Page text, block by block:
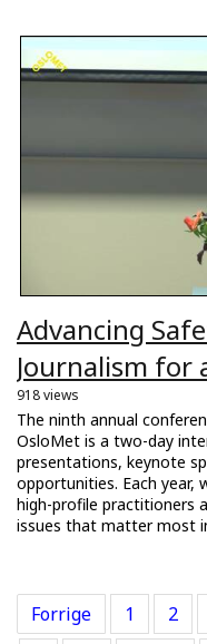
Advancing
Journalism for
918 views
The ninth annual
OsloMet is a two-day
presentations, keynote
opportunities. Each
high-profile practitioners
issues that matter most
Forrige 1 2